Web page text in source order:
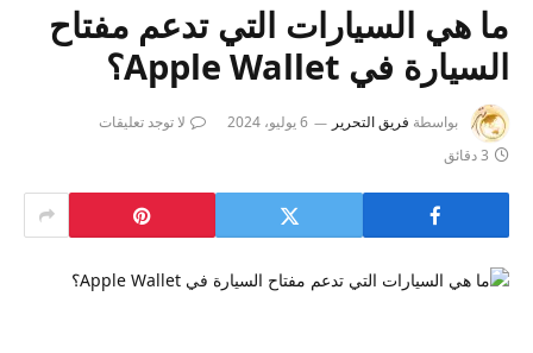
ما هي السيارات التي تدعم مفتاح
السيارة في Apple Wallet؟
بواسطة فريق التحرير 6 يوليو، 2024
لا توجد تعليقات
3 دقائق